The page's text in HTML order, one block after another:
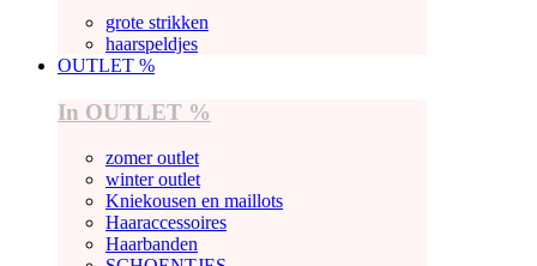
grote strikken
haarspeldjes
OUTLET %
In OUTLET %
zomer outlet
winter outlet
Kniekousen en maillots
Haaraccessoires
Haarbanden